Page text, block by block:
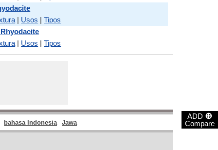
ADD ⊕
Compare
| Usos |Tipos
| Usos |Tipos
bahasa Indonesia Jawa